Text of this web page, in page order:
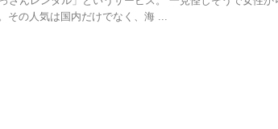
その人気は国内だけでなく、海 ...